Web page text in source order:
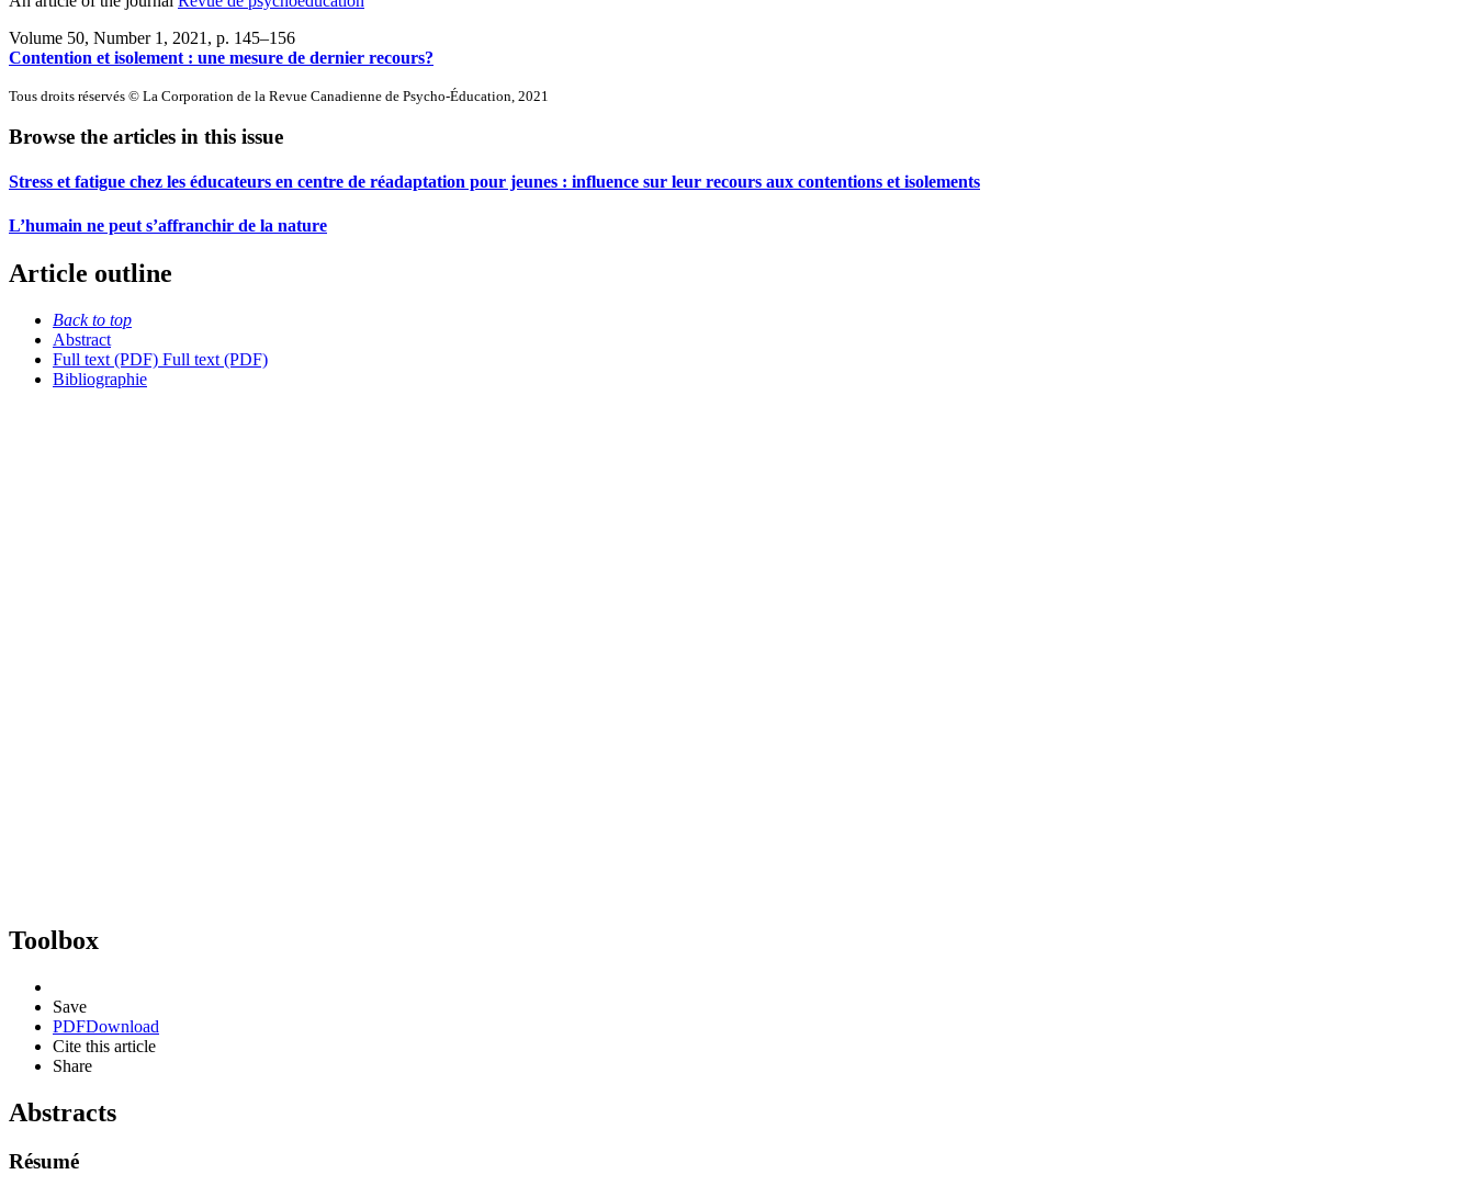
Volume 50, Number 1, 2021 , p. 145–156
Contention et isolement : une mesure de dernier recours?
Tous droits réservés © La Corporation de la Revue Canadienne de Psycho-Éducation, 2021
Browse the articles in this issue
Stress et fatigue chez les éducateurs en centre de réadaptation pour jeunes : influence sur leur recours aux contentions et isolements
L’humain ne peut s’affranchir de la nature
Article outline
Back to top
Abstract
Full text (PDF) Full text (PDF)
Bibliographie
Toolbox
Save
PDFDownload
Cite this article
Share
Abstracts
Résumé